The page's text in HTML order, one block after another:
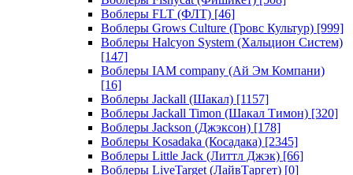
Воблеры FLT (ФЛТ) [46]
Воблеры Grows Culture (Гровс Культур) [999]
Воблеры Halcyon System (Хальцион Систем)
[147]
Воблеры IAM company (Ай Эм Компани)
[16]
Воблеры Jackall (Шакал) [1157]
Воблеры Jackall Timon (Шакал Тимон) [320]
Воблеры Jackson (Джэксон) [178]
Воблеры Kosadaka (Косадака) [2345]
Воблеры Little Jack (Литтл Джэк) [66]
Воблеры LiveTarget (ЛайвТаргет) [0]